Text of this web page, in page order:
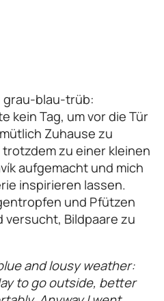
grau-blau-trüb:
kein Tag, um vor die Tür
Zuhause zu
zu einer kleinen
aufgemacht und mich
inspirieren lassen.
und Pfützen
versucht, Bildpaare zu
and lousy weather:
to go outside, better